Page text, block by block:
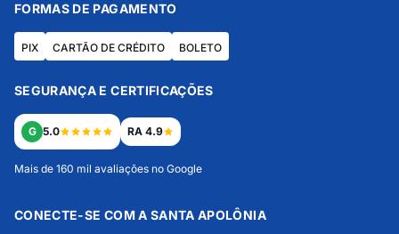
FORMAS DE PAGAMENTO
PIX CARTÃO DE CRÉDITO BOLETO
SEGURANÇA E CERTIFICAÇÕES
G 5.0 RA 4.9
Mais de 160 mil avaliações no Google
CONECTE-SE COM A SANTA APOLÔNIA